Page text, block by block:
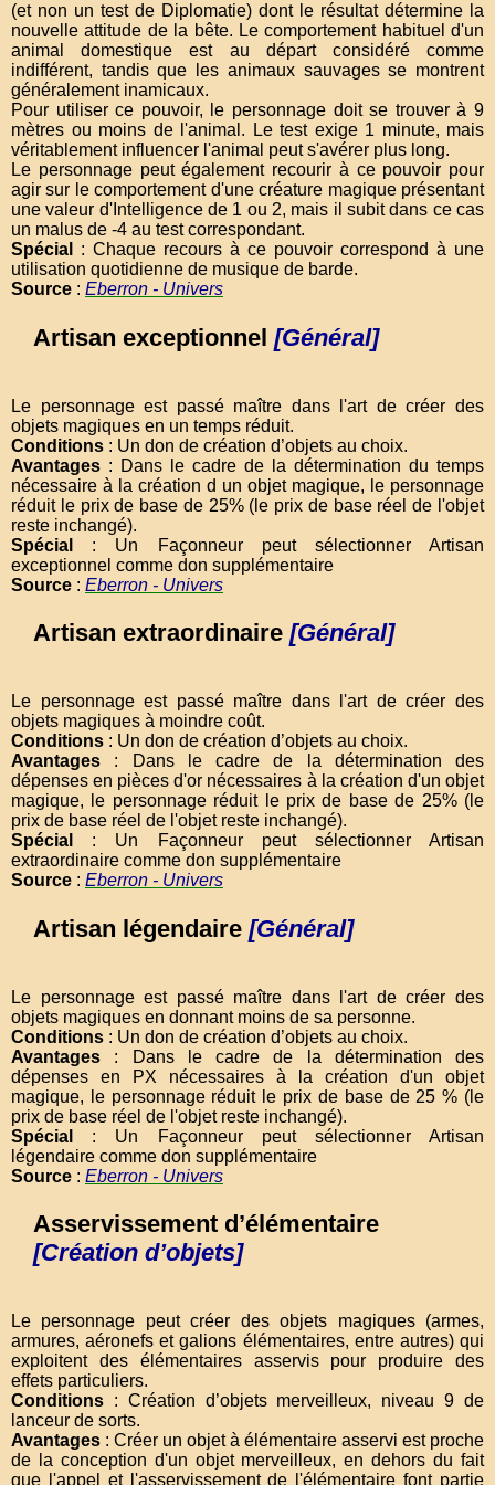
(et non un test de Diplomatie) dont le résultat détermine la
nouvelle attitude de la bête. Le comportement habituel d'un
animal domestique est au départ considéré comme
indifférent, tandis que les animaux sauvages se montrent
généralement inamicaux.
Pour utiliser ce pouvoir, le personnage doit se trouver à 9
mètres ou moins de l'animal. Le test exige 1 minute, mais
véritablement influencer l'animal peut s'avérer plus long.
Le personnage peut également recourir à ce pouvoir pour
agir sur le comportement d'une créature magique présentant
une valeur d'Intelligence de 1 ou 2, mais il subit dans ce cas
un malus de -4 au test correspondant.
Spécial
: Chaque recours à ce pouvoir correspond à une
utilisation quotidienne de musique de barde.
Source : Eberron - Univers
Artisan exceptionnel [Général]
Le personnage est passé maître dans l'art de créer des
objets magiques en un temps réduit.
Conditions : Un don de création d’objets au choix.
Avantages : Dans le cadre de la détermination du temps
nécessaire à la création d un objet magique, le personnage
réduit le prix de base de 25% (le prix de base réel de l'objet
reste inchangé).
Spécial
: Un Façonneur peut sélectionner Artisan
exceptionnel comme don supplémentaire
Source : Eberron - Univers
Artisan extraordinaire [Général]
Le personnage est passé maître dans l'art de créer des
objets magiques à moindre coût.
Conditions : Un don de création d’objets au choix.
Avantages : Dans le cadre de la détermination des
dépenses en pièces d'or nécessaires à la création d'un objet
magique, le personnage réduit le prix de base de 25% (le
prix de base réel de l'objet reste inchangé).
Spécial
: Un Façonneur peut sélectionner Artisan
extraordinaire comme don supplémentaire
Source : Eberron - Univers
Artisan légendaire [Général]
Le personnage est passé maître dans l'art de créer des
objets magiques en donnant moins de sa personne.
Conditions : Un don de création d’objets au choix.
Avantages : Dans le cadre de la détermination des
dépenses en PX nécessaires à la création d'un objet
magique, le personnage réduit le prix de base de 25 % (le
prix de base réel de l'objet reste inchangé).
Spécial
: Un Façonneur peut sélectionner Artisan
légendaire comme don supplémentaire
Source : Eberron - Univers
Asservissement d’élémentaire
[Création d’objets]
Le personnage peut créer des objets magiques (armes,
armures, aéronefs et galions élémentaires, entre autres) qui
exploitent des élémentaires asservis pour produire des
effets particuliers.
Conditions : Création d’objets merveilleux, niveau 9 de
lanceur de sorts.
Avantages : Créer un objet à élémentaire asservi est proche
de la conception d'un objet merveilleux, en dehors du fait
que l'appel et l'asservissement de l'élémentaire font partie